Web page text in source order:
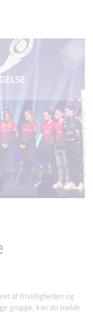
af frivilligheden og
gruppe, kan du melde